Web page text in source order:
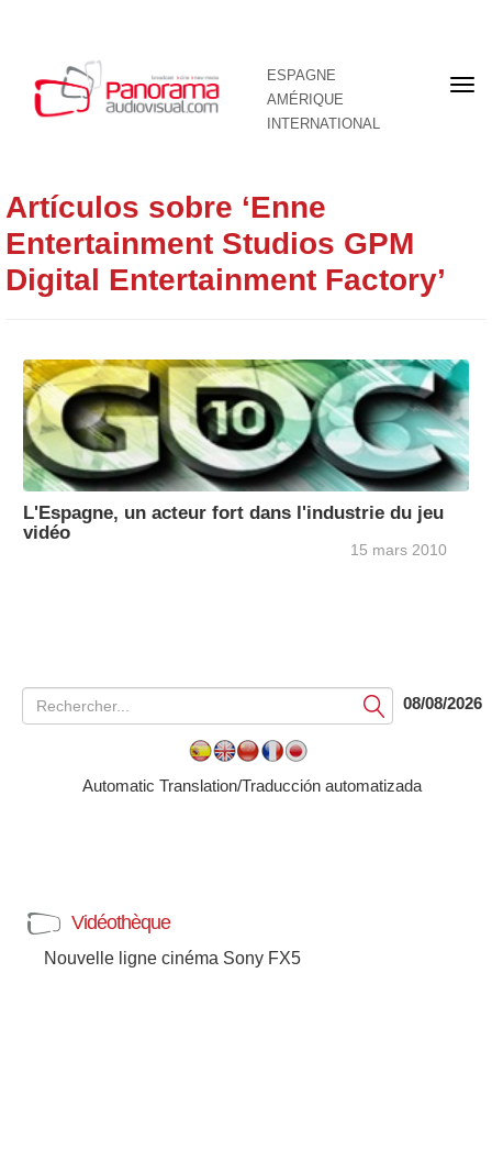
ESPAGNE
AMÉRIQUE
INTERNATIONAL
Artículos sobre ‘Enne
Entertainment Studios GPM
Digital Entertainment Factory’
L'Espagne, un acteur fort dans l'industrie du jeu
vidéo
15 mars 2010
Soumettre08/08/2026
Automatic Translation/Traducción automatizada
Vidéothèque
Nouvelle ligne cinéma Sony FX5